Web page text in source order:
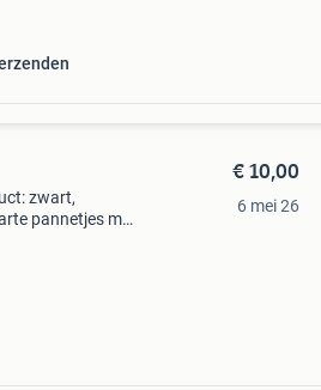
zwart,
pannetjes met
€ 10,00
6 mei 26